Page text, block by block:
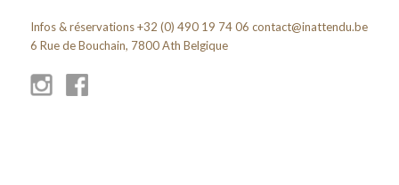
Infos & réservations +32 (0) 490 19 74 06 contact@inattendu.be
6 Rue de Bouchain, 7800 Ath Belgique